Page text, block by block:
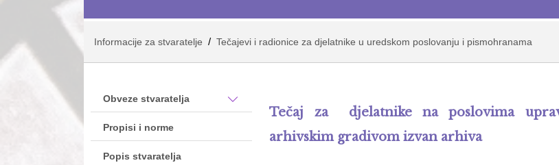
Informacije za stvaratelje / Tečajevi i radionice za djelatnike u uredskom poslovanju i pismohranama
Obveze stvaratelja
Propisi i norme
Popis stvaratelja
Tečaj za djelatnike na poslovima
arhivskim gradivom izvan arhiva